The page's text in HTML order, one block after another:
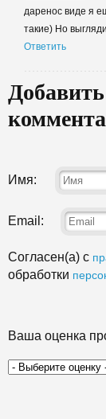
даренос виде я
такие) Но
Ответить
Добавить
Имя:
Email:
Согласен(а) с
обработки
Ваша оценка